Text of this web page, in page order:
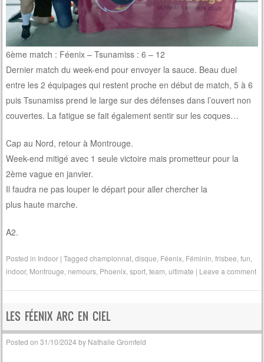
6ème match : Féenix – Tsunamiss : 6 – 12
Dernier match du week-end pour envoyer la sauce. Beau duel
entre les 2 équipages qui restent proche en début de match, 5 à 6
puis Tsunamiss prend le large sur des défenses dans l’ouvert non
couvertes. La fatigue se fait également sentir sur les coques…
Cap au Nord, retour à Montrouge.
Week-end mitigé avec 1 seule victoire mais prometteur pour la
2ème vague en janvier.
Il faudra ne pas louper le départ pour aller chercher la
plus haute marche.
A2.
Posted in Indoor |Taggedchampionnat ,disque Féenix Féminin ,frisbee ,fun
indoor, Montrouge nemours Phoenix ,sport ,team ,ultimate | Leave a comment
LES FÉENIX ARC EN CIEL
Posted on31/10/2024 by Nathalie Gromfeld